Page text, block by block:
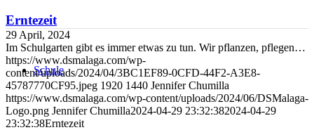
Schule
Erntezeit
29 April, 2024
Im Schulgarten gibt es immer etwas zu tun. Wir pflanzen, pflegen…
https://www.dsmalaga.com/wp-
content/uploads/2024/04/3BC1EF89-0CFD-44F2-A3E8-
45787770CF95.jpeg 1920 1440 Jennifer Chumilla
https://www.dsmalaga.com/wp-content/uploads/2024/06/DSMalaga-
Logo.png Jennifer Chumilla2024-04-29 23:32:382024-04-29
23:32:38Erntezeit